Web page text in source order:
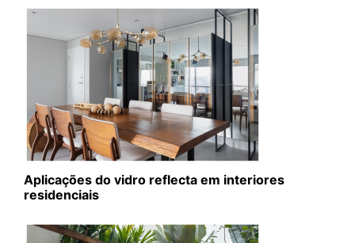
Aplicações do vidro reflecta em interiores
residenciais